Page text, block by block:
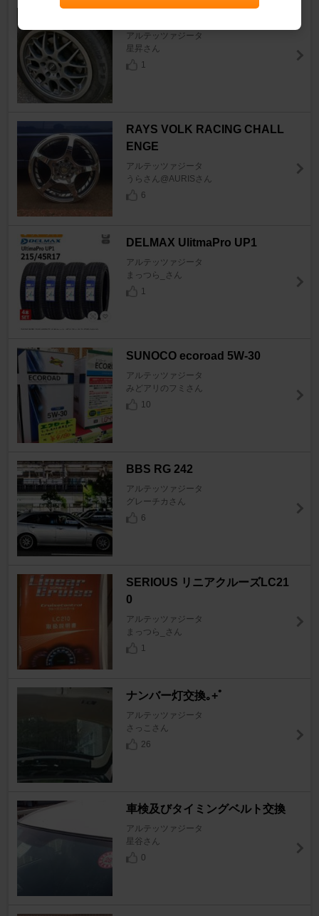
アルテッツァジータ
星昇さん
1
RAYS VOLK RACING CHALL
ENGE
アルテッツァジータ
うらさん@AURISさん
6
DELMAX UlitmaPro UP1
アルテッツァジータ
まっつら_さん
1
SUNOCO ecoroad 5W-30
アルテッツァジータ
みどアリのフミさん
10
BBS RG 242
アルテッツァジータ
グレーチカさん
6
SERIOUS リニアクルーズLC21
0
アルテッツァジータ
まっつら_さん
1
ナンバー灯交換｡+ﾟ
アルテッツァジータ
さっこさん
26
車検及びタイミングベルト交換
アルテッツァジータ
星谷さん
0